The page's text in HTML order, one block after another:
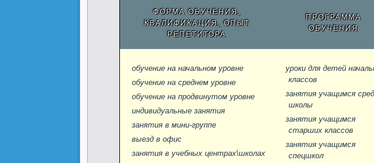
ФОРМА ОБУЧЕНИЯ,
КВАЛИФИКАЦИЯ, ОПЫТ
РЕПЕТИТОРА
ПРОГРАММА
ОБУЧЕНИЯ
обучение на начальном уровне
обучение на среднем уровне
обучение на продвинутом уровне
индивидуальные занятия
занятия в мини-группе
выезд в офис
занятия в учебных центрах\школах
уроки для детей
классов
занятия учащимся
школы
занятия учащимся
старших классов
занятия учащимся
спецшкол